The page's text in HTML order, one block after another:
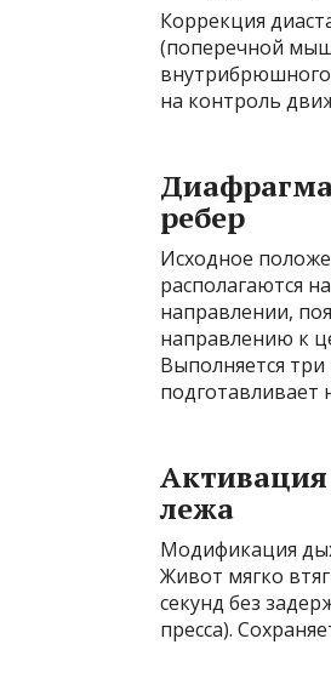
Коррекция
(поперечной
на контроль
ребер
Исходное
располагаются
направлении,
направлению к
Выполняется
лежа
Модификация
Живот мягко
секунд без
пресса).